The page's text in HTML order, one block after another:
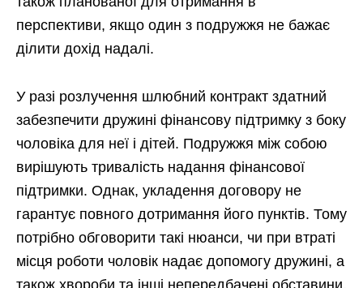
перспективи, якщо один з подружжя не бажає
ділити дохід надалі.
У разі розлучення шлюбний контракт здатний
забезпечити дружині фінансову підтримку з боку
чоловіка для неї і дітей. Подружжя між собою
вирішують тривалість надання фінансової
підтримки. Однак, укладення договору не
гарантує повного дотримання його пунктів. Тому
потрібно обговорити такі нюанси, чи при втраті
місця роботи чоловік надає допомогу дружині, а
також хвороби та інші непередбачені обставини.